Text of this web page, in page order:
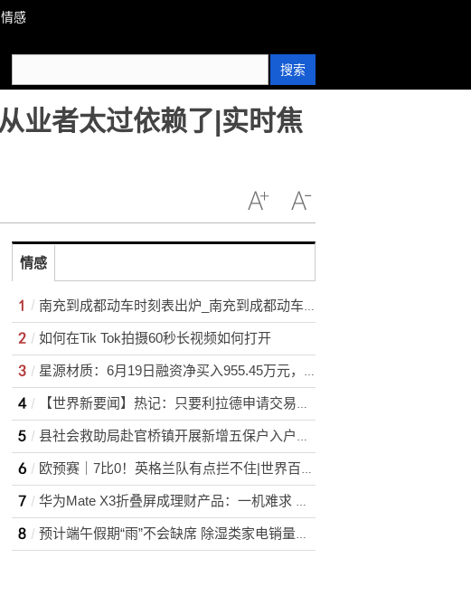
情感
搜索
业者太过依赖了|实时焦
情感
南充到成都动车时刻表出炉_南充到成都动车时刻表
如何在Tik Tok拍摄60秒长视频如何打开
星源材质：6月19日融资净买入955.45万元，连续3日累计净买入1168.97万元
【世界新要闻】热记：只要利拉德申请交易热火就会出手 篮网会是有力的竞争者
县社会救助局赴官桥镇开展新增五保户入户核查工作 环球关注
欧预赛｜7比0！英格兰队有点拦不住|世界百事通
华为Mate X3折叠屏成理财产品：一机难求 很多人想买
预计端午假期“雨”不会缺席 除湿类家电销量上升 天天快看